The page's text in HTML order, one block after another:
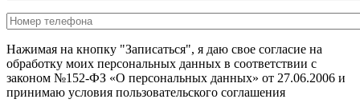
Нажимая на кнопку "Записаться", я даю свое согласие на
обработку моих персональных данных в соответствии с
законом №152-ФЗ «О персональных данных» от 27.06.2006 и
принимаю условия пользовательского соглашения